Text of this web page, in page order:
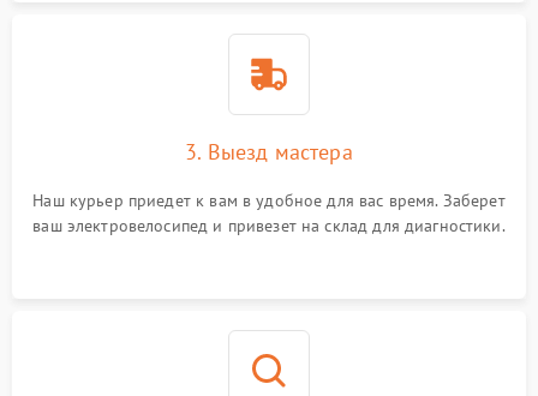
3. Выезд мастера
Наш курьер приедет к вам в удобное для вас время. Заберет
ваш электровелосипед и привезет на склад для диагностики.